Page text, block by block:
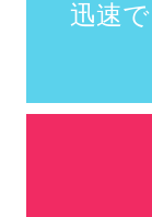
迅速